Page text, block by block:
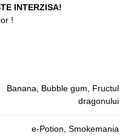
INTERZISA!
!
Banana, Bubble gum, Fructul
dragonului
e-Potion, Smokemania